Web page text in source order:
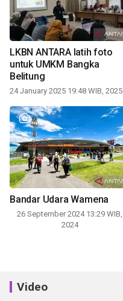
LKBN ANTARA latih foto
untuk UMKM Bangka
Belitung
24 January 2025 19:48 WIB, 2025
Bandar Udara Wamena
26 September 2024 13:29 WIB,
2024
Video